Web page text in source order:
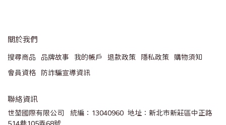
關於我們
搜尋商品 品牌故事 我的帳戶 退款政策 隱私政策
購物須知
會員資格
防詐騙宣導資訊
聯絡資訊
世堃國際有限公司   統編：13040960  地址：新北市新莊區中正路
514巷105弄68號